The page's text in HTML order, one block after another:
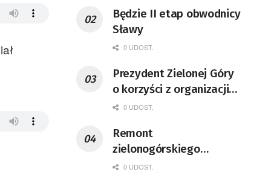
Będzie II etap obwodnicy
Sławy
0 UDOST.
Prezydent Zielonej Góry
o korzyści z organizacji
mety Tour de Pologne
0 UDOST.
Remont
zielonogórskiego
deptaka zgodnie z
0 UDOST.